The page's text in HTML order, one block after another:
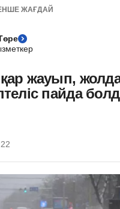
ЖАҒДАЙ
жауып,
пайда